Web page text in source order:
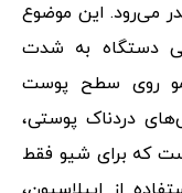
می‌رود. این موضوع
دستگاه به شدت
روی سطح پوست
دردناک پوستی،
که برای شیو فقط